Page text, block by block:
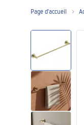
Portes
Page d'accueil